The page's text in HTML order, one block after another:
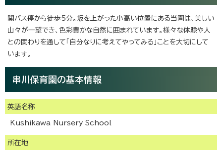
関バス停から徒歩5分。坂を上がった小高い位置にある当園は、美しい
山々が一望でき、色彩豊かな自然に囲まれています。様々な体験や人
との関わりを通して「自分なりに考えてやってみる」ことを大切にして
います。
串川保育園の基本情報
英語名称
Kushikawa Nursery School
所在地